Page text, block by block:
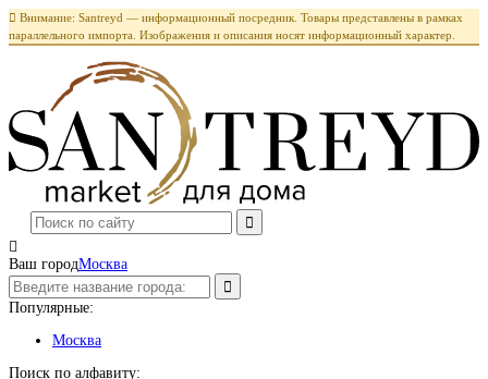
 Внимание: Santreyd — информационный посредник. Товары представлены в рамках
параллельного импорта. Изображения и описания носят информационный характер.

Ваш городМосква
Популярные:
Москва
Поиск по алфавиту: